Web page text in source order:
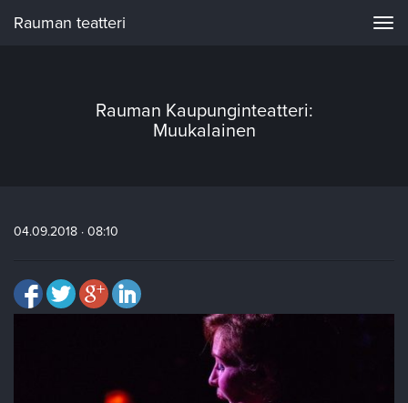
Rauman teatteri
Rauman Kaupunginteatteri:
Muukalainen
04.09.2018 · 08:10